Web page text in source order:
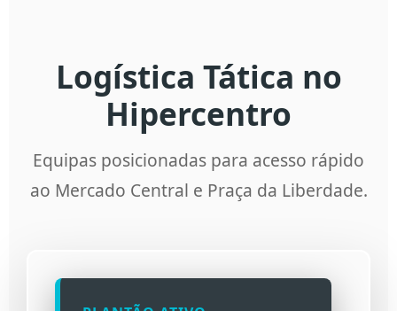
Logística Tática no
Hipercentro
Equipas posicionadas para acesso rápido
ao Mercado Central e Praça da Liberdade.